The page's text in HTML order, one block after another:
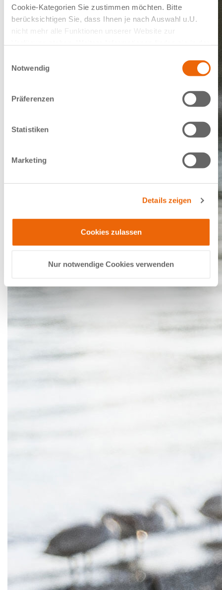
Cookie-Kategorien Sie zustimmen möchten. Bitte
berücksichtigen Sie, dass Ihnen je nach Auswahl u.U.
nicht mehr alle Funktionen unserer Website zur
Notwendig
Präferenzen
Statistiken
Marketing
Details zeigen
Cookies zulassen
Nur notwendige Cookies verwenden